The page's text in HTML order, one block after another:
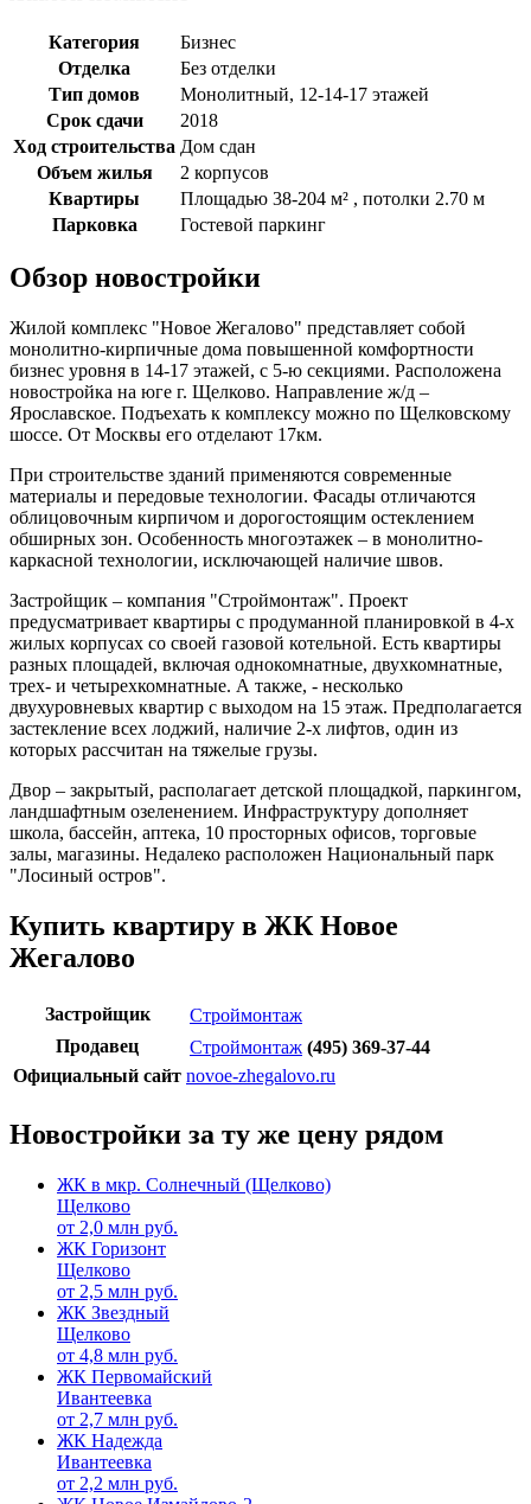
Категория
Бизнес
Отделка
Без отделки
Тип домов
Монолитный, 12-14-17 этажей
Срок сдачи
2018
Ход строительства Дом сдан
Объем жилья
2 корпусов
Квартиры
Площадью 38-204 м² , потолки 2.70 м
Парковка
Гостевой паркинг
Обзор новостройки
Жилой комплекс "Новое Жегалово" представляет собой
монолитно-кирпичные дома повышенной комфортности
бизнес уровня в 14-17 этажей, с 5-ю секциями. Расположена
новостройка на юге г. Щелково. Направление ж/д –
Ярославское. Подъехать к комплексу можно по Щелковскому
шоссе. От Москвы его отделают 17км.
При строительстве зданий применяются современные
материалы и передовые технологии. Фасады отличаются
облицовочным кирпичом и дорогостоящим остеклением
обширных зон. Особенность многоэтажек – в монолитно-
каркасной технологии, исключающей наличие швов.
Застройщик – компания "Строймонтаж". Проект
предусматривает квартиры с продуманной планировкой в 4-х
жилых корпусах со своей газовой котельной. Есть квартиры
разных площадей, включая однокомнатные, двухкомнатные,
трех- и четырехкомнатные. А также, - несколько
двухуровневых квартир с выходом на 15 этаж. Предполагается
застекление всех лоджий, наличие 2-х лифтов, один из
которых рассчитан на тяжелые грузы.
Двор – закрытый, располагает детской площадкой, паркингом,
ландшафтным озеленением. Инфраструктуру дополняет
школа, бассейн, аптека, 10 просторных офисов, торговые
залы, магазины. Недалеко расположен Национальный парк
"Лосиный остров".
Купить квартиру в ЖК Новое
Жегалово
Застройщик
Строймонтаж
Продавец
Строймонтаж (495) 369-37-44
Официальный сайт novoe-zhegalovo.ru
Новостройки за ту же цену рядом
ЖК в мкр. Солнечный (Щелково)
Щелково
от 2,0 млн руб.
ЖК Горизонт
Щелково
от 2,5 млн руб.
ЖК Звездный
Щелково
от 4,8 млн руб.
ЖК Первомайский
Ивантеевка
от 2,7 млн руб.
ЖК Надежда
Ивантеевка
от 2,2 млн руб.